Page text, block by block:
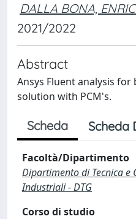
DALLA BONA,
2021/2022
Abstract
Ansys Fluent analysis
solution with PCM's.
Scheda Scheda
Facoltà/Dipartimento
Dipartimento di Tecnica e
Industriali - DTG
Corso di studio